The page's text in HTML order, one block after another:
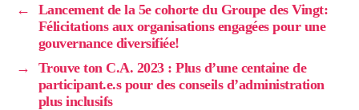
←
Lancement de la 5e cohorte du Groupe des Vingt:
Félicitations aux organisations engagées pour une
gouvernance diversifiée!
→
Trouve ton C.A. 2023 : Plus d’une centaine de
participant.e.s pour des conseils d’administration
plus inclusifs